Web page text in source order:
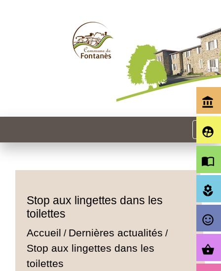
menu
Stop aux lingettes dans les
toilettes
Accueil / Dernières actualités /
Stop aux lingettes dans les
toilettes
account_balance
supervised_user_circle
import_contacts
local_florist
sentiment_satisfied_alt
shopping_basket